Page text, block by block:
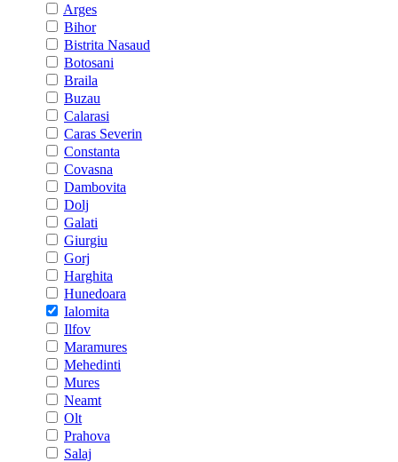
Arges
Bihor
Bistrita Nasaud
Botosani
Braila
Buzau
Calarasi
Caras Severin
Constanta
Covasna
Dambovita
Dolj
Galati
Giurgiu
Gorj
Harghita
Hunedoara
Ialomita
Ilfov
Maramures
Mehedinti
Mures
Neamt
Olt
Prahova
Salaj